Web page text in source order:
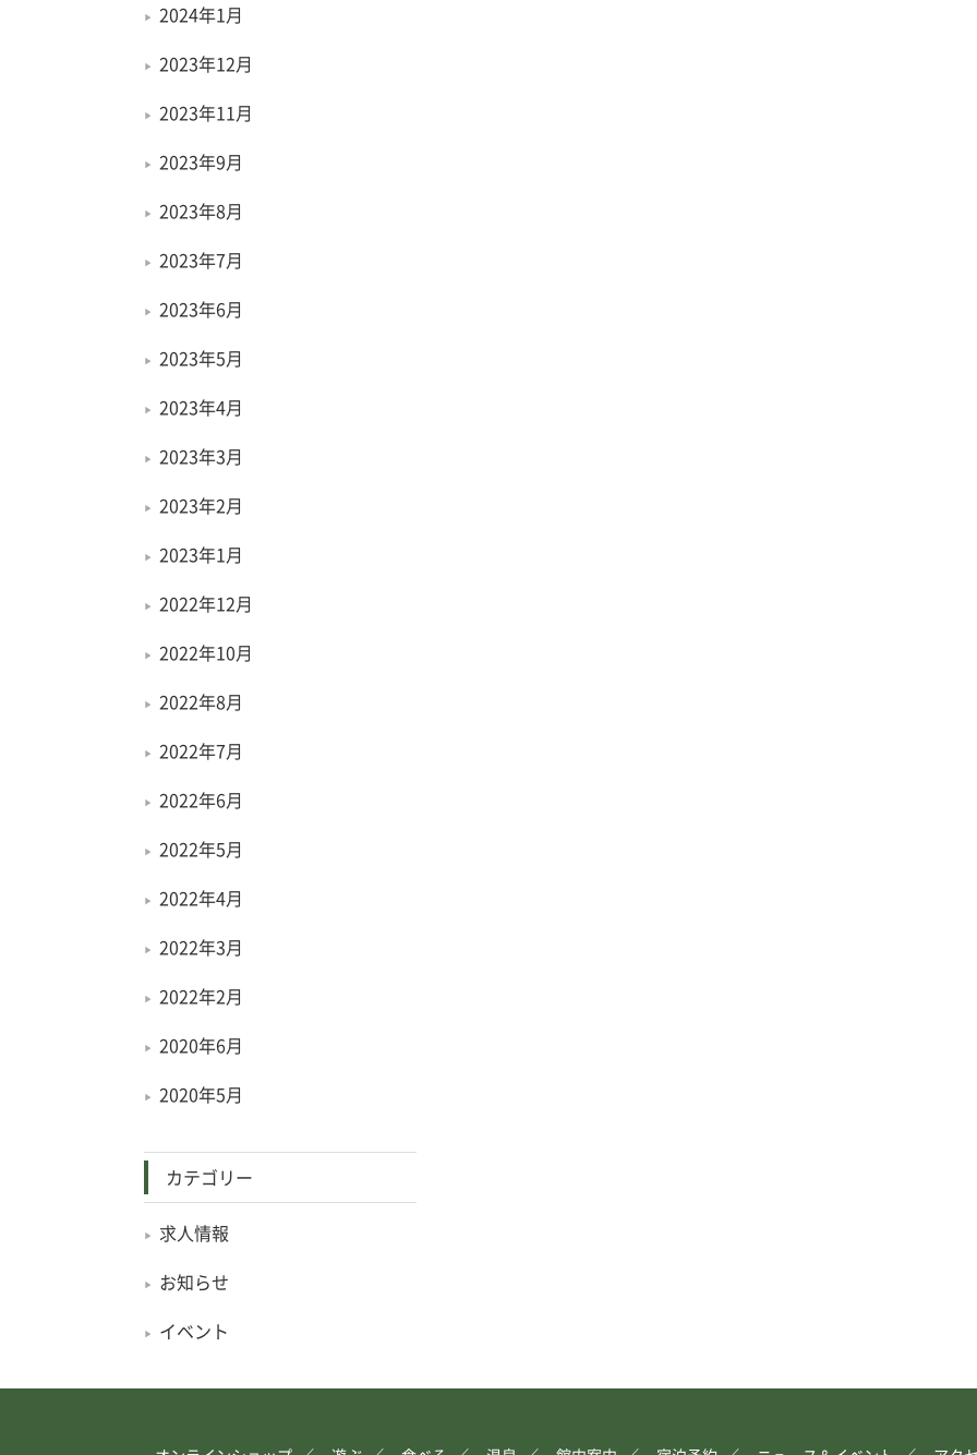
2024年1月
2023年12月
2023年11月
2023年9月
2023年8月
2023年7月
2023年6月
2023年5月
2023年4月
2023年3月
2023年2月
2023年1月
2022年12月
2022年10月
2022年8月
2022年7月
2022年6月
2022年5月
2022年4月
2022年3月
2022年2月
2020年6月
2020年5月
カテゴリー
求人情報
お知らせ
イベント